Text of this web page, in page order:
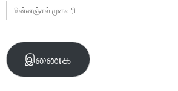
மின்னஞ்சல்
முகவரி
இணைக